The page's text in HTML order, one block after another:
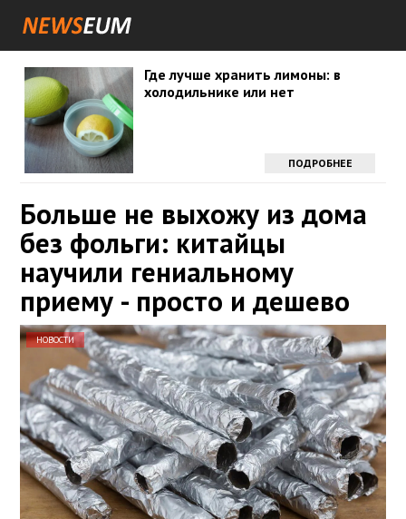
Где лучше хранить лимоны: в
холодильнике или нет
ПОДРОБНЕЕ
Больше не выхожу из дома
без фольги: китайцы
научили гениальному
приему - просто и дешево
НОВОСТИ